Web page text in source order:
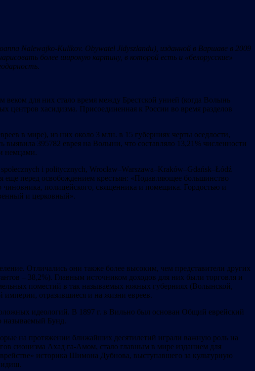
Nalewajko-Kulikov. Obywatel Jidyszlandu), изданной в Варшаве в 2009
более широкую картину, в которой есть и «белорусские»
для них стало время между Брестской унией (когда Волынь
хасидизма. Присоединенная к России во время разделов
в мире), из них около 3 млн. в 15 губерниях черты оседлости,
395782 еврея на Волыни, что составляло 13,21% численности
немцами.
i politycznych, Wrocław–Warszawa–Kraków–Gdańsk–Łódź
перед освобождением крестьян: «Подавляющее большинство
полицейского, священника и помещика. Гордостью и
и церковный».
Отличались они также более высоким, чем представители других
– 38,2%). Главным источником доходов для них были торговля и
поместий в так называемых южных губерниях (Волынской,
отразившиеся и на жизни евреев.
идеологий. В 1897 г. в Вильно был основан Общий еврейский
называемый Бунд.
на протяжении ближайших десятилетий играли важную роль на
сионизма Ахад га-Амом, стало главным в мире изданием для
историка Шимона Дубнова, выступавшего за культурную
идиш.